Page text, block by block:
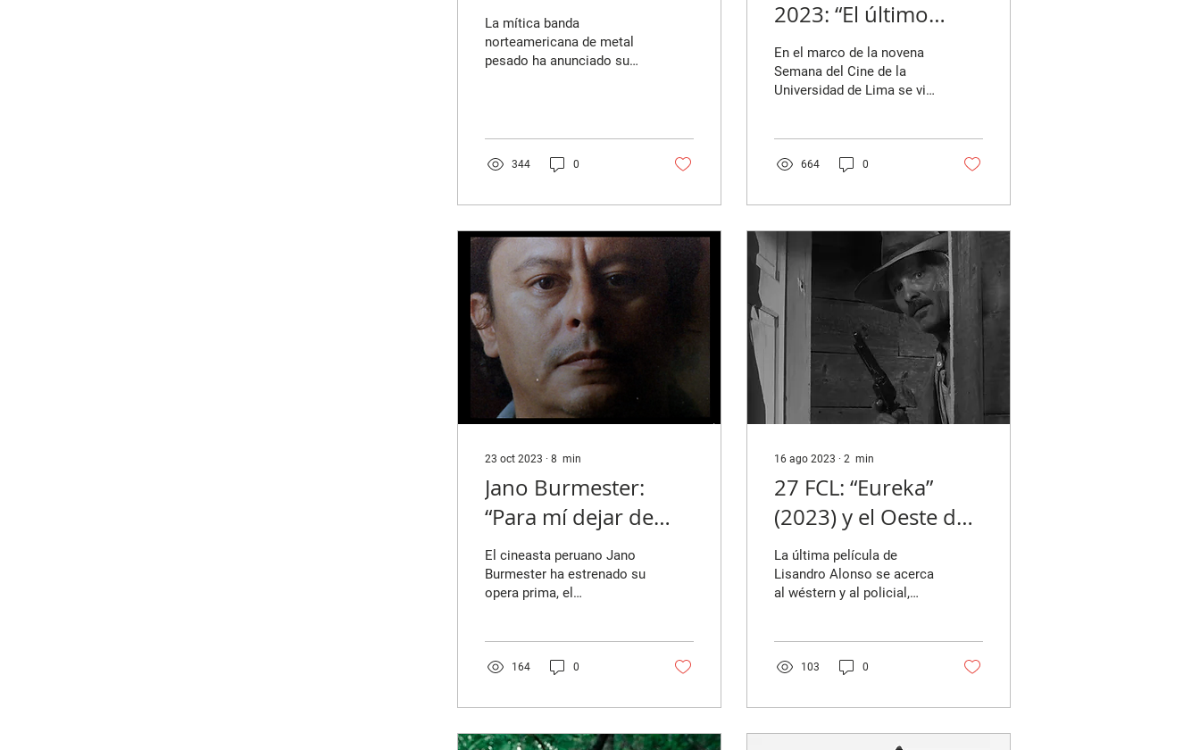
La mítica banda
norteamericana de metal
pesado ha anunciado su
múltiples...
344 0
2023: “El último
verano” (2023) y la
(in)moralidad del
cine
En el marco de la novena
Semana del Cine de la
Universidad de Lima se vio
664 0
23 oct 2023 ∙ 8 min
Jano Burmester:
“Para mí dejar de
hacer cine es estar
muerto en vida”
El cineasta peruano Jano
Burmester ha estrenado su
opera prima, el
164 0
16 ago 2023 ∙ 2 min
27 FCL: “Eureka”
(2023) y el Oeste de
la angustia
La última película de
Lisandro Alonso se acerca
al wéstern y al policial,
103 0